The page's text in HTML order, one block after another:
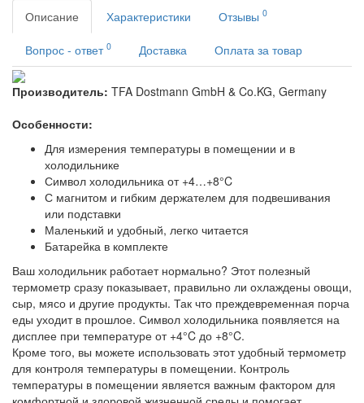
Описание
Характеристики Отзывы 0
Вопрос - ответ 0 Доставка Оплата за товар
Производитель: TFA Dostmann GmbH & Co.KG, Germany
Особенности:
Для измерения температуры в помещении и в
холодильнике
Символ холодильника от +4…+8°C
С магнитом и гибким держателем для подвешивания
или подставки
Маленький и удобный, легко читается
Батарейка в комплекте
Ваш холодильник работает нормально? Этот полезный
термометр сразу показывает, правильно ли охлаждены овощи,
сыр, мясо и другие продукты. Так что преждевременная порча
еды уходит в прошлое. Символ холодильника появляется на
дисплее при температуре от +4°C до +8°C.
Кроме того, вы можете использовать этот удобный термометр
для контроля температуры в помещении. Контроль
температуры в помещении является важным фактором для